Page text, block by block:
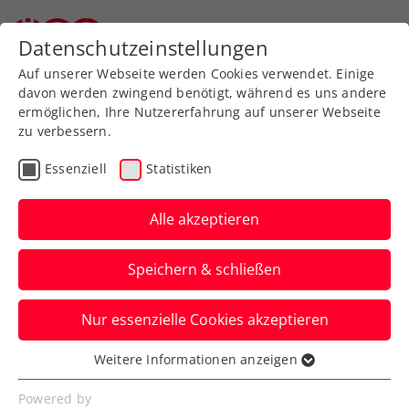
Zurück zur Newsübersicht
Billie Jean King Cup
Ukraine auch ohne
Kostyuk? Maruska sieht
Chancen „auf jeden Fall
größer“
Die Ausgangslage für Österreichs
Damenteam im Billie Jean King Cup
scheint besser als erwartet zu sein.
Datenschutzeinstellungen
Auf unserer Webseite werden Cookies verwendet. Einige
davon werden zwingend benötigt, während es uns andere
ermöglichen, Ihre Nutzererfahrung auf unserer Webseite
zu verbessern.
Essenziell Statistiken
Alle akzeptieren
Speichern & schließen
Nur essenzielle Cookies akzeptieren
Essenziell
Essenzielle Cookies werden für grundlegende
Weitere Informationen anzeigen
Powered by